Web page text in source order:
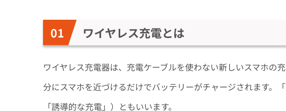
ワイヤレス充電とは
ワイヤレス充電器は、充電ケーブルを使わない新しいスマホの
分にスマホを近づけるだけでバッテリーがチャージされます
「誘導的な充電」）ともいいます。